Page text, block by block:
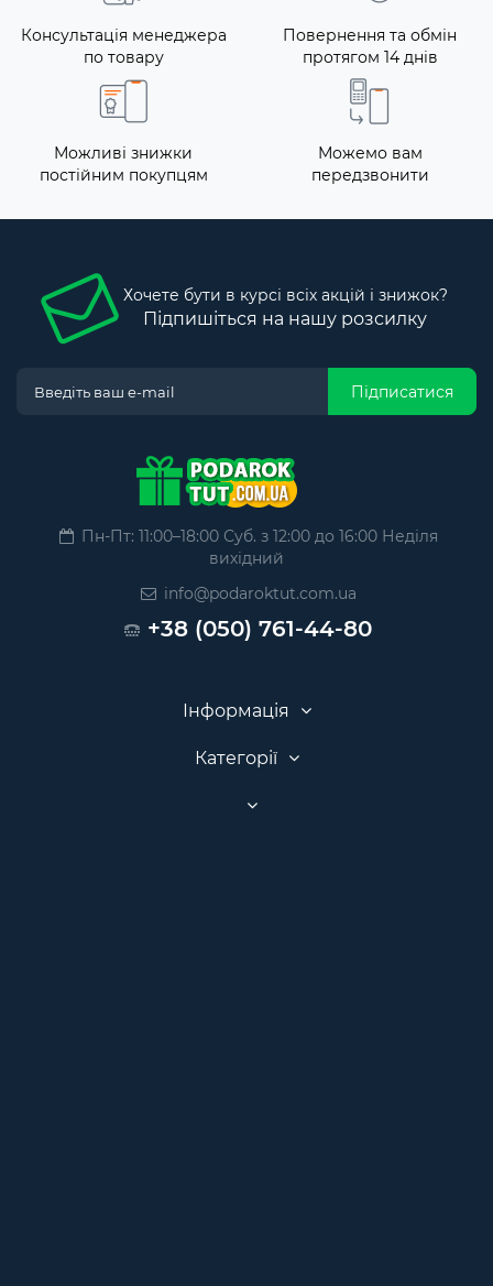
Консультація менеджера
по товару
Повернення та обмін
протягом 14 днів
Можливі знижки
постійним покупцям
Можемо вам
передзвонити
Хочете бути в курсі всіх акцій і знижок?
Підпишіться на нашу розсилку
Підписатися
Пн-Пт: 11:00–18:00 Суб. з 12:00 до 16:00 Неділя
вихідний
info@podaroktut.com.ua
+38 (050) 761-44-80
Інформація
Категорії